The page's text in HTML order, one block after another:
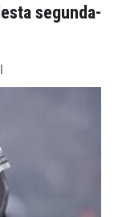
segunda-